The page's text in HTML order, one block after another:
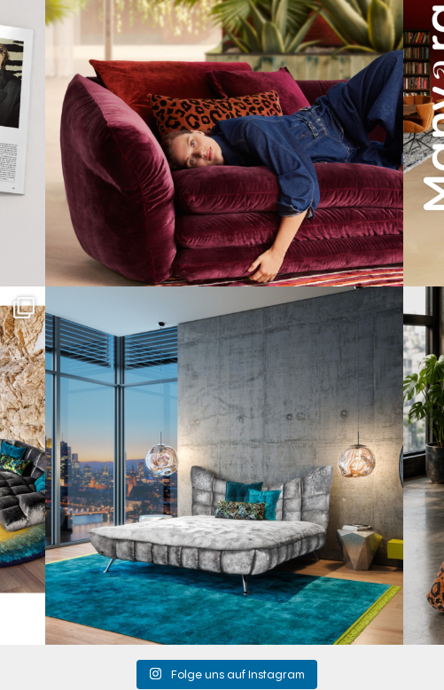
Cloud 7 – nicht nur zum Sitzen, sondern auch zum
149 3
Folge uns auf Instagram